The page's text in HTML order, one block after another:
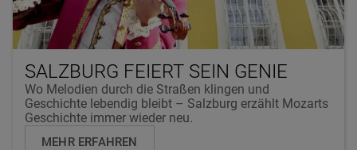
SALZBURG FEIERT SEIN GENIE
Wo Melodien durch die Straßen klingen und
Geschichte lebendig bleibt – Salzburg erzählt Mozarts
Geschichte immer wieder neu.
MEHR ERFAHREN